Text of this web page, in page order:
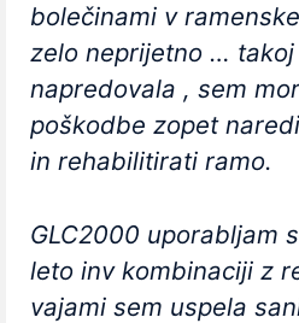
bolečinami v
zelo neprijetno …
napredovala , sem
poškodbe zopet
in rehabilitirati ramo.
GLC2000 uporabljam
leto inv kombinaciji z
vajami sem uspela